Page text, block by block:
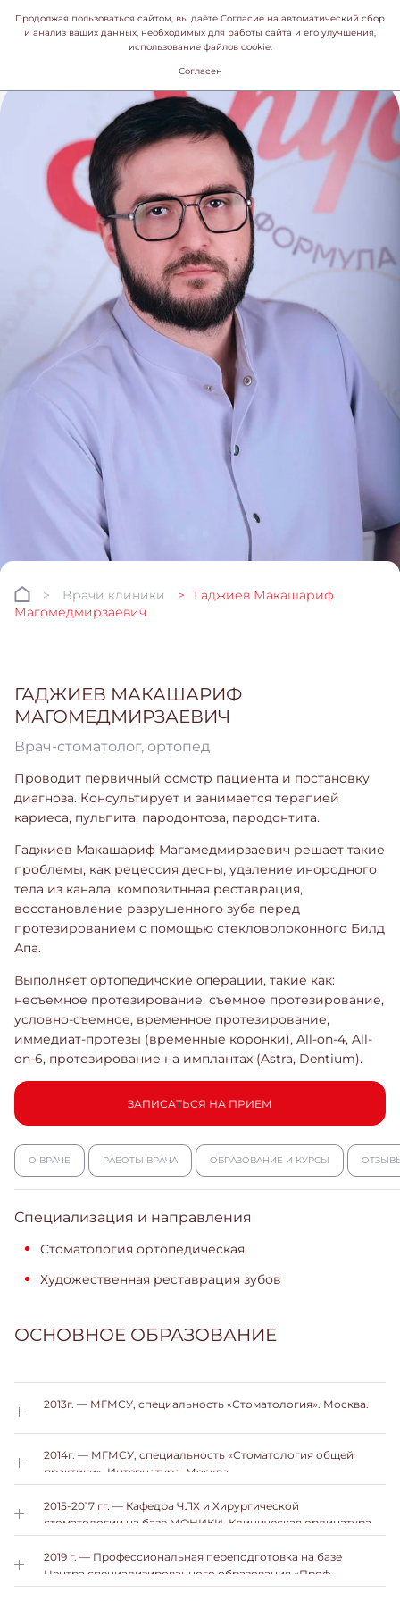
Врачи клиники
Гаджиев Макашариф
Магомедмирзаевич
ГАДЖИЕВ МАКАШАРИФ
МАГОМЕДМИРЗАЕВИЧ
Врач-стоматолог, ортопед
Проводит первичный осмотр пациента и постановку
диагноза. Консультирует и занимается терапией
кариеса, пульпита, пародонтоза, пародонтита.
Гаджиев Макашариф Магамедмирзаевич решает такие
проблемы, как рецессия десны, удаление инородного
тела из канала, композитнная реставрация,
восстановление разрушенного зуба перед
протезированием с помощью стекловолоконного Билд
Апа.
Выполняет ортопедичские операции, такие как:
несъемное протезирование, съемное протезирование,
условно-съемное, временное протезирование,
иммедиат-протезы (временные коронки), All-on-4, All-
on-6, протезирование на имплантах (Astra, Dentium).
ЗАПИСАТЬСЯ НА ПРИЕМ
О ВРАЧЕ РАБОТЫ ВРАЧА ОБРАЗОВАНИЕ И КУРСЫ
Специализация и направления
Стоматология ортопедическая
Художественная реставрация зубов
ОСНОВНОЕ ОБРАЗОВАНИЕ
2013г. — МГМСУ, специальность «Стоматология». Москва.
2014г. — МГМСУ, специальность «Стоматология общей
практики». Интернатура. Москва.
2015-2017 гг. — Кафедра ЧЛХ и Хирургической
стоматологии на базе МОНИКИ, Клиническая ординатура.
2019 г. — Профессиональная переподготовка на базе
Центра специализированного образования «Проф
-Ресурс», специальность «Стоматология ортопедическая».
Продолжая пользоваться сайтом, вы даёте Согласие на автоматический сбор
и анализ ваших данных, необходимых для работы сайта и его улучшения,
использование файлов cookie.
Согласен